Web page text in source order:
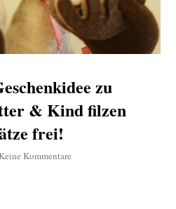
zu
& Kind filzen
frei!
Keine Kommentare